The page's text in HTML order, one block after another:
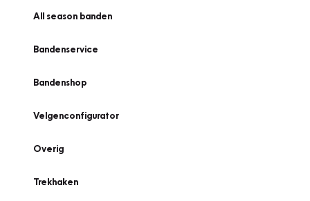
All season banden
Bandenservice
Bandenshop
Velgenconfigurator
Overig
Trekhaken